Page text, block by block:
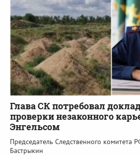
Глава СК потребовал
проверки незаконного
Энгельсом
Председатель Следственного комитета
Бастрыкин